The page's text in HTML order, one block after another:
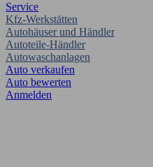
Service
Kfz-Werkstätten
Autohäuser und Händler
Autoteile-Händler
Autowaschanlagen
Auto verkaufen
Auto bewerten
Anmelden